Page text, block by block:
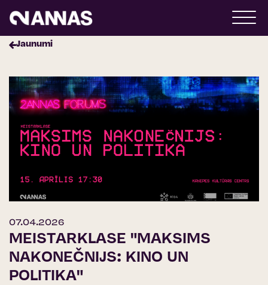
Jaunumi
07.04.2026
MEISTARKLASE "MAKSIMS
NAKONEČNIJS: KINO UN
POLITIKA"